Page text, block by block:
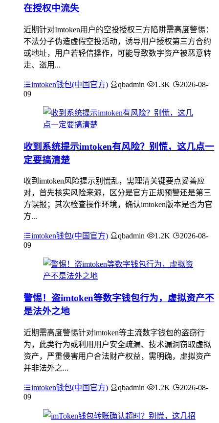
在授权中流失
近期针对Imtoken用户的空投授权三方陷阱需高度警惕：
不法分子伪造虚假空投活动，诱导用户授权第三方合约
或地址，用户若轻信操作，可能导致数字资产被恶意转
走、盗用...
imtoken钱包(中国官方) qbadmin 1.3K
2026-08-
09
收到系统提示imtoken有风险？别慌，这几点一
定要搞清楚
收到imtoken风险提示别慌乱，需理清关键要点妥善应
对，首先核实风险来源，区分是官方正规预警还是第三
方误报；其次检查操作环境，确认imtoken版本是否为官
方...
imtoken钱包(中国官方) qbadmin 1.2K
2026-08-
09
警惕！盗imtoken等数字钱包行为，虚拟资产不
是法外之地
近期需高度警惕针对imtoken等主流数字钱包的盗窃行
为，此类行为或利用用户安全疏漏、技术漏洞窃取虚拟
资产，严重侵害用户合法财产权益，需明确，虚拟资产
并非法外之...
imtoken钱包(中国官方) qbadmin 1.2K
2026-08-
09